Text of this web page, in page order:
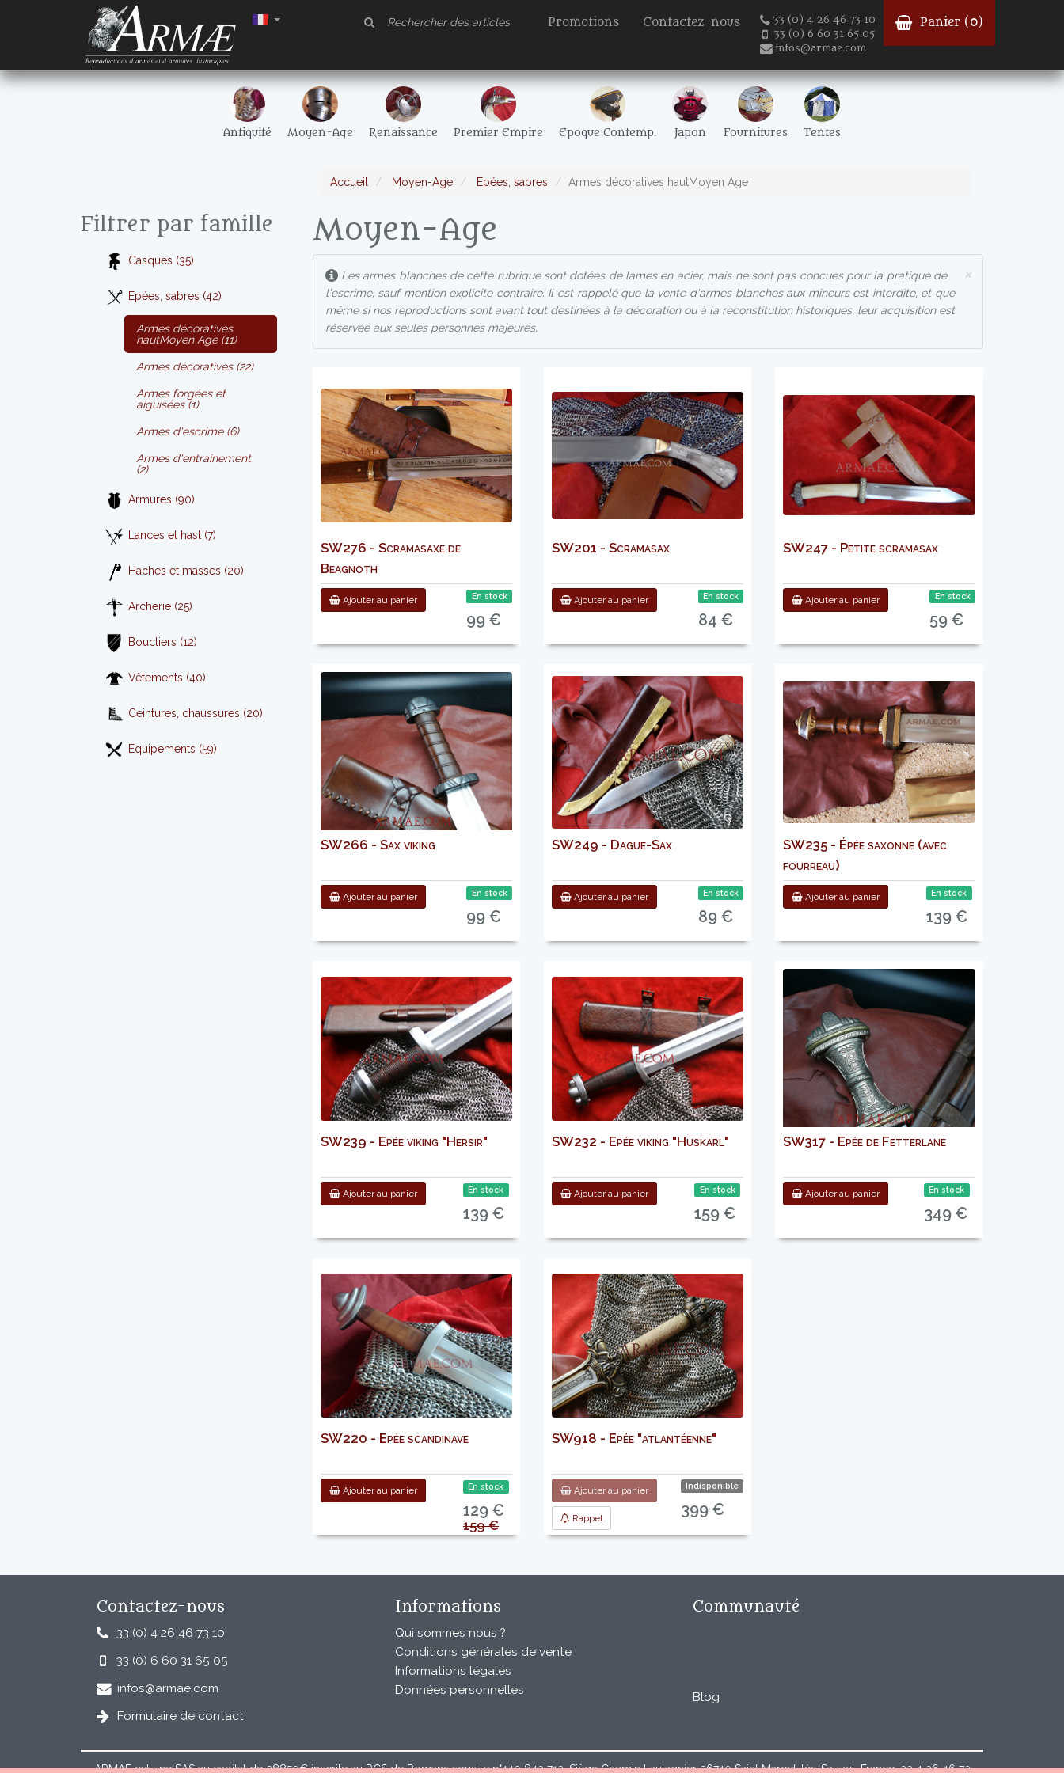
Promotions Contactez-nous
33 (0) 4 26 46 73 10
33 (0) 6 60 31 65 05
infos@armae.com
Panier ( 0)
Antiquité Moyen-Age Renaissance Premier Empire Epoque Contemp. Japon Fournitures Tentes
Accueil Moyen-Age Epées, sabres Armes décoratives hautMoyen Age
Filtrer par famille
Casques (35)
Epées, sabres (42)
Armes décoratives
hautMoyen Age (11)
Armes décoratives (22)
Armes forgées et
aiguisées (1)
Armes d'escrime (6)
Armes d'entrainement
(2)
Armures (90)
Lances et hast (7)
Haches et masses (20)
Archerie (25)
Boucliers (12)
Vêtements (40)
Ceintures, chaussures (20)
Equipements (59)
Moyen-Age
×
Les armes blanches de cette rubrique sont dotées de lames en acier, mais ne sont pas concues pour la pratique de
l'escrime, sauf mention explicite contraire. Il est rappelé que la vente d'armes blanches aux mineurs est interdite, et que
même si nos reproductions sont avant tout destinées à la décoration ou à la reconstitution historiques, leur acquisition est
réservée aux seules personnes majeures.
SW276 - Scramasaxe de
Beagnoth
Ajouter au panier En stock
99 €
SW201 - Scramasax
Ajouter au panier En stock
84 €
SW247 - Petite scramasax
Ajouter au panier En stock
59 €
SW266 - Sax viking
Ajouter au panier En stock
99 €
SW249 - Dague-Sax
Ajouter au panier En stock
89 €
SW235 - Épée saxonne (avec
fourreau)
Ajouter au panier En stock
139 €
SW239 - Epée viking "Hersir"
Ajouter au panier En stock
139 €
SW232 - Epée viking "Huskarl"
Ajouter au panier En stock
159 €
SW317 - Epée de Fetterlane
Ajouter au panier En stock
349 €
SW220 - Epée scandinave
Ajouter au panier En stock
129 €
159 €
SW918 - Epée "atlantéenne"
Ajouter au panier
Rappel
Indisponible
399 €
Contactez-nous
33 (0) 4 26 46 73 10
33 (0) 6 60 31 65 05
infos@armae.com
Formulaire de contact
Informations
Qui sommes nous ?
Conditions générales de vente
Informations légales
Données personnelles
Communauté
Blog
ARMAE est une SAS au capital de 28850€ inscrite au RCS de Romans sous le n°440 843 712. Siège Chemin Laulagnier 26740 Saint Marcel-lès-Sauzet, France, 33 4 26 46 73